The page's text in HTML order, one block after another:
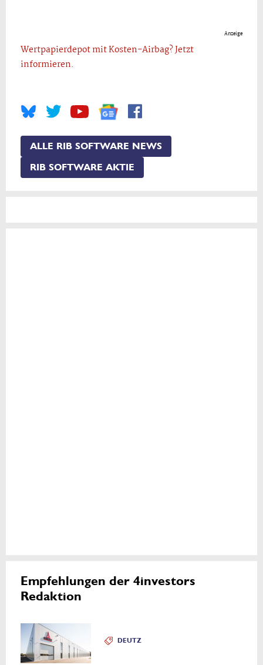
Anzeige
Wertpapierdepot mit Kosten-Airbag? Jetzt
informieren.
ALLE RIB SOFTWARE NEWS
RIB SOFTWARE AKTIE
Empfehlungen der 4investors
Redaktion
DEUTZ